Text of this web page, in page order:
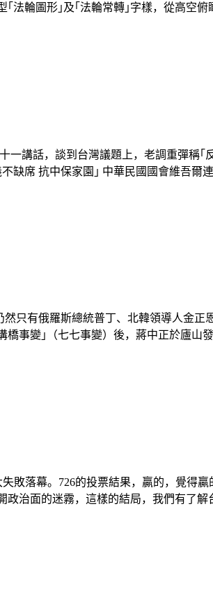
法輪圖形｣及｢法輪常轉｣字樣，從高空俯
一講話，談到台灣議題上，老調重彈稱｢
缺席 抗中保家園｣ 中華民國國會維吾爾
只有俄羅斯總統普丁、北韓領導人金正
事變｣（七七事變）後，蔣中正於廬山
敗落幕。726的投票結果，贏的，覺得
治面的迷霧，這樣的結局，我們有了解